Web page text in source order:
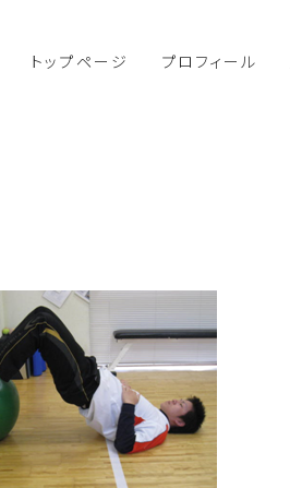
トップページ プロフィール